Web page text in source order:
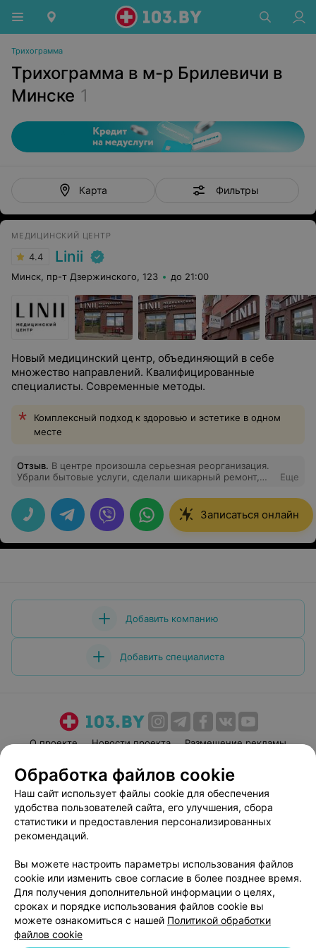
Трихограмма
Трихограмма в м-р Брилевичи в
Минске 1
Карта Фильтры
МЕДИЦИНСКИЙ ЦЕНТР
4.4 Linii
Минск, пр-т Дзержинского, 123 до 21:00
Новый медицинский центр, объединяющий в себе
множество направлений. Квалифицированные
специалисты. Современные методы.
Комплексный подход к здоровью и эстетике в одном
месте
Отзыв. В центре произошла серьезная реорганизация.
Убрали бытовые услуги, сделали шикарный ремонт,
дома такой центр. Делала удаление новобразований.
Все очень комфортно.
Еще
Записаться онлайн
Добавить компанию
Добавить специалиста
О проекте Новости проекта
Размещение рекламы
Пользовательское соглашение
Способы оплаты
Вакансии
Партнеры
Написать руководителю 103.by
Персональные настройки cookie
Обработка персональных данных
Обработка файлов cookie
Наш сайт использует файлы cookie для обеспечения
удобства пользователей сайта, его улучшения, сбора
статистики и предоставления персонализированных
рекомендаций.
Вы можете настроить параметры использования файлов
cookie или изменить свое согласие в более позднее время.
Для получения дополнительной информации о целях,
сроках и порядке использования файлов cookie вы
можете ознакомиться с нашей Политикой обработки
файлов cookie